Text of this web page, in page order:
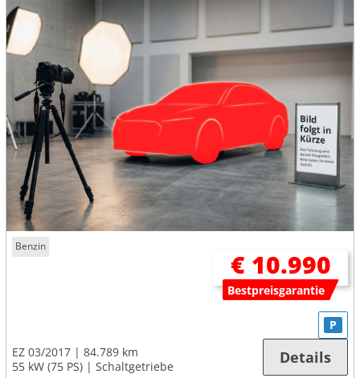
Benzin
€ 10.990
Bestpreisgarantie
EZ 03/2017
84.789 km
55 kW (75 PS)
Schaltgetriebe
P
Details